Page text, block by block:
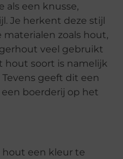
als een knusse,
Je herkent deze stijl
zoals hout,
veel gebruikt
hout soort is namelijk
geeft dit een
een boerderij op het
een kleur te